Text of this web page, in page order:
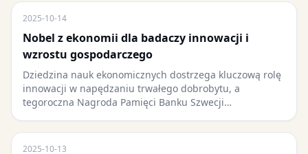
2025-10-14
Nobel z ekonomii dla badaczy innowacji i
wzrostu gospodarczego
Dziedzina nauk ekonomicznych dostrzega kluczową rolę
innowacji w napędzaniu trwałego dobrobytu, a
tegoroczna Nagroda Pamięci Banku Szwecji…
2025-10-13